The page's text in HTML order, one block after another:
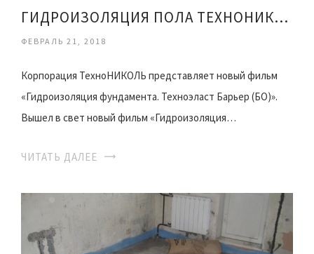
ГИДРОИЗОЛЯЦИЯ ПОЛА ТЕХНОНИКОЛЬ МОНТАЖ
ФЕВРАЛЬ 21, 2018
Корпорация ТехноНИКОЛЬ представляет новый фильм
«Гидроизоляция фундамента. Техноэласт Барьер (БО)».
Вышел в свет новый фильм «Гидроизоляция…
ЧИТАТЬ ДАЛЕЕ